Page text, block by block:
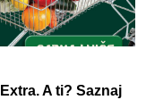
A ti? Saznaj